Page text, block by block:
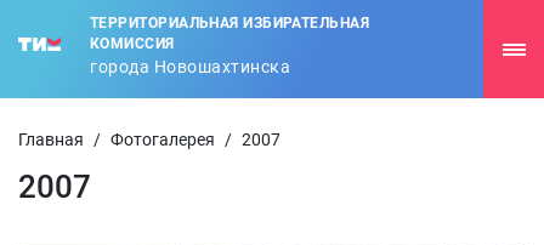
ТЕРРИТОРИАЛЬНАЯ ИЗБИРАТЕЛЬНАЯ
КОМИССИЯ
города Новошахтинска
Главная / Фотогалерея / 2007
2007